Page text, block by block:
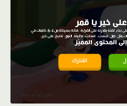
خير يا قمر
قصّة من سلسلة تعلّم القراءة، تساعد الطفل على بناء ثقته بقدرته على القراءة، قصّة بسيطة من 4-8 كلمات في
مثل: هل، لبست، غسلت، نظيفًا، النوم، تصبح على خير.
المحتوى المميّز
اشترك